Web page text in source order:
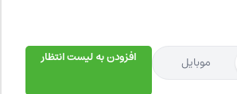
موبایل افزودن به لیست انتظار